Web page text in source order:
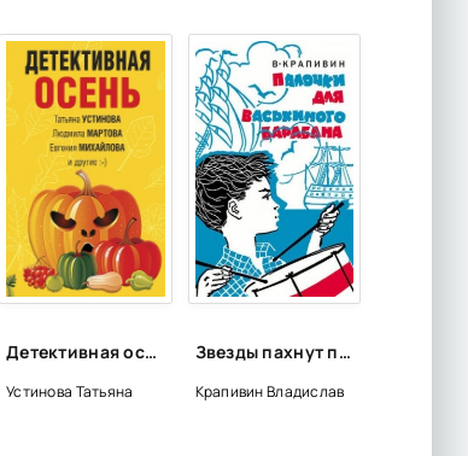
Детективная осень
Устинова Татьяна
Звезды пахнут полынью - Владислав Крапивин
Крапивин Владислав